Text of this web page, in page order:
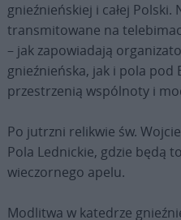
gnieźnieńskiej i całej
transmitowane na
– jak zapowiadają
gnieźnieńska, jak i pola pod
przestrzenią wspólnoty i
Po jutrzni relikwie św.
Pola Lednickie, gdzie będą
wieczornego apelu.
Modlitwa w katedrze